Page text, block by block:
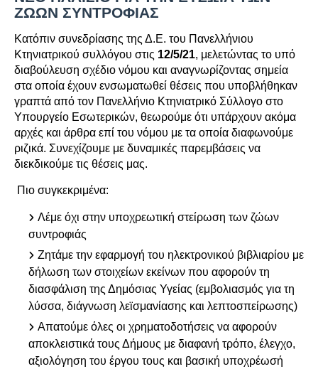
ΖΩΩΝ ΣΥΝΤΡΟΦΙΑΣ
Κατόπιν συνεδρίασης της Δ.Ε. του Πανελλήνιου
Κτηνιατρικού συλλόγου στις 12/5/21, μελετώντας το υπό
διαβούλευση σχέδιο νόμου και αναγνωρίζοντας σημεία
στα οποία έχουν ενσωματωθεί θέσεις που υποβλήθηκαν
γραπτά από τον Πανελλήνιο Κτηνιατρικό Σύλλογο στο
Υπουργείο Εσωτερικών, θεωρούμε ότι υπάρχουν ακόμα
αρχές και άρθρα επί του νόμου με τα οποία διαφωνούμε
ριζικά. Συνεχίζουμε με δυναμικές παρεμβάσεις να
διεκδικούμε τις θέσεις μας.
Πιο συγκεκριμένα:
Λέμε όχι στην υποχρεωτική στείρωση των ζώων
συντροφιάς
Ζητάμε την εφαρμογή του ηλεκτρονικού βιβλιαρίου με
δήλωση των στοιχείων εκείνων που αφορούν τη
διασφάλιση της Δημόσιας Υγείας (εμβολιασμός για τη
λύσσα, διάγνωση λεϊσμανίασης και λεπτοσπείρωσης)
Απατούμε όλες οι χρηματοδοτήσεις να αφορούν
αποκλειστικά τους Δήμους με διαφανή τρόπο, έλεγχο,
αξιολόγηση του έργου τους και βασική υποχρέωσή